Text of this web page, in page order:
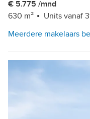
€ 5.775 /mnd
630 m²
Units vanaf
Meerdere makelaars